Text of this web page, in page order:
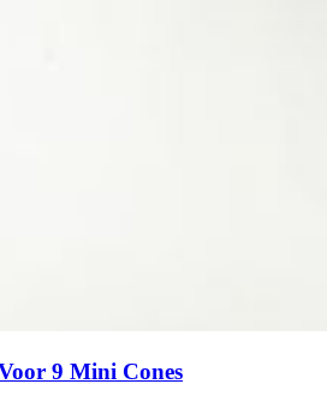
9 Mini Cones